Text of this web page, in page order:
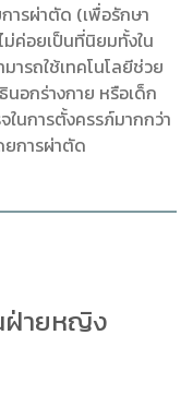
ารผ่าตัด (เพื่อรักษา
ค่อยเป็นที่นิยมทั้งใน
ารถใช้เทคโนโลยีช่วย
อกร่างกาย หรือเด็ก
ในการตั้งครรภ์มากกว่า
ยการผ่าตัด
ฝ่ายหญิง